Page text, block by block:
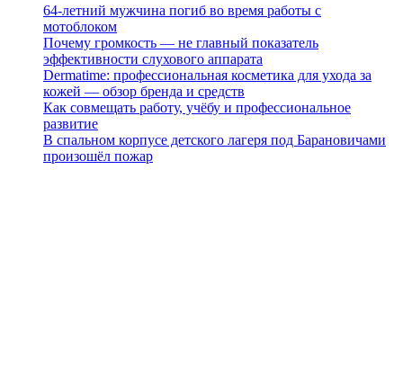
64-летний мужчина погиб во время работы с
мотоблоком
Почему громкость — не главный показатель
эффективности слухового аппарата
Dermatime: профессиональная косметика для ухода за
кожей — обзор бренда и средств
Как совмещать работу, учёбу и профессиональное
развитие
В спальном корпусе детского лагеря под Барановичами
произошёл пожар